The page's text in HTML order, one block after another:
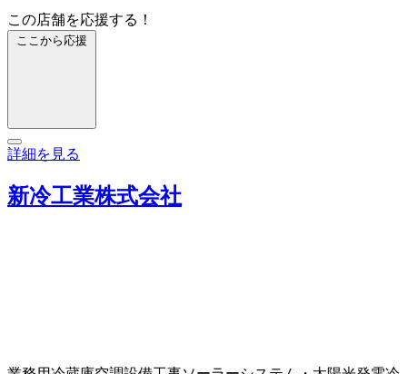
この店舗を応援する！
ここから応援
詳細を見る
新冷工業株式会社